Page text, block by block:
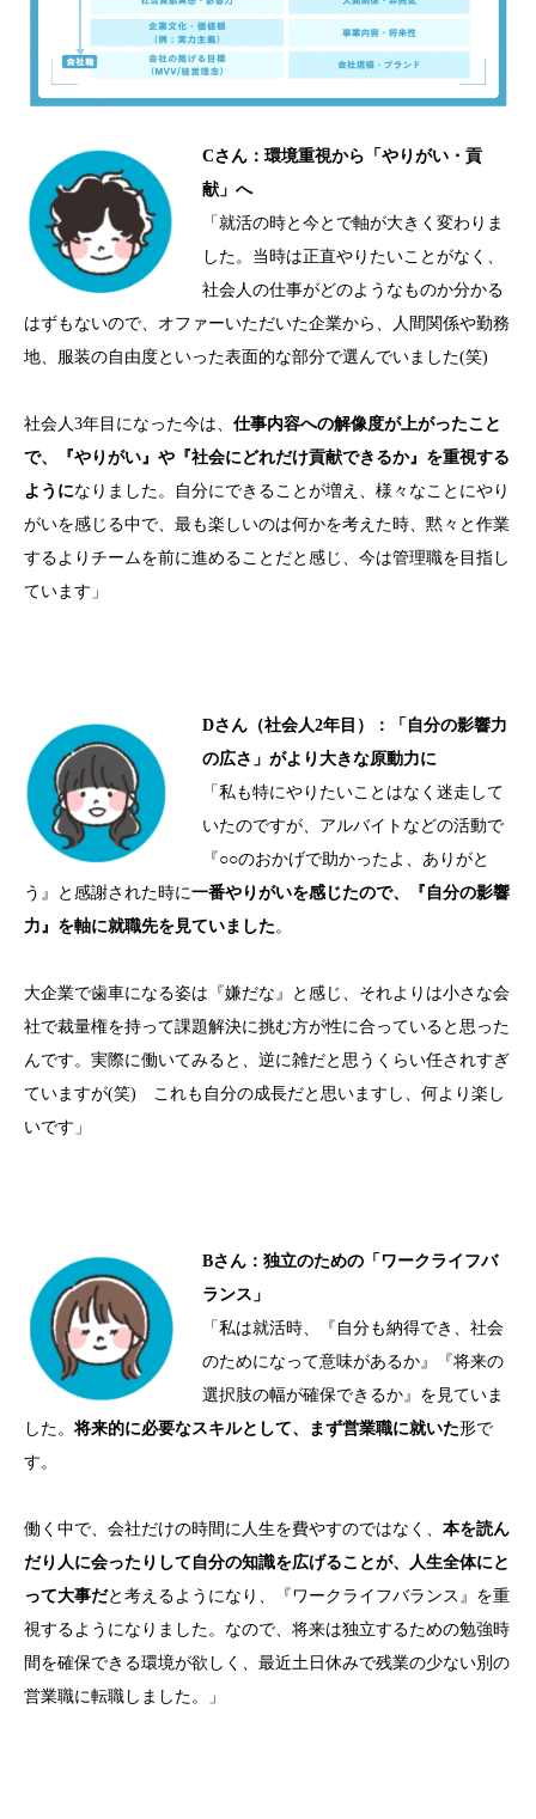
Cさん：環境重視から「やりがい・貢
献」へ
「就活の時と今とで軸が大きく変わりま
した。当時は正直やりたいことがなく、
社会人の仕事がどのようなものか分かる
はずもないので、オファーいただいた企業から、人間関係や勤務
地、服装の自由度といった表面的な部分で選んでいました(笑)
社会人3年目になった今は、 仕事内容への解像度が上がったこと
で、『やりがい』や『社会にどれだけ貢献できるか』を重視する
ようになりました。自分にできることが増え、様々なことにやり
がいを感じる中で、最も楽しいのは何かを考えた時、黙々と作業
するよりチームを前に進めることだと感じ、今は管理職を目指し
ています」
Dさん（社会人2年目）：「自分の影響力
の広さ」がより大きな原動力に
「私も特にやりたいことはなく迷走して
いたのですが、アルバイトなどの活動で
『 ○○のおかげで助かったよ、ありがと
う』と感謝された時に一番やりがいを感じたので、『自分の影響
力』を軸に就職先を見ていました。
大企業で歯車になる姿は『嫌だな』と感じ、それよりは小さな会
社で裁量権を持って課題解決に挑む方が性に合っていると思った
んです。実際に働いてみると、逆に雑だと思うくらい任されすぎ
ていますが(笑) これも自分の成長だと思いますし、何より楽し
いです」
Bさん：独立のための「ワークライフバ
ランス」
「私は就活時、『自分も納得でき、社会
のためになって意味があるか』『将来の
選択肢の幅が確保できるか』を見ていま
した。将来的に必要なスキルとして、まず営業職に就いた形で
す。
働く中で、会社だけの時間に人生を費やすのではなく、 本を読ん
だり人に会ったりして自分の知識を広げることが、人生全体にと
って大事だと考えるようになり、『ワークライフバランス』を重
視するようになりました。なので、将来は独立するための勉強時
間を確保できる環境が欲しく、最近土日休みで残業の少ない別の
営業職に転職しました。」